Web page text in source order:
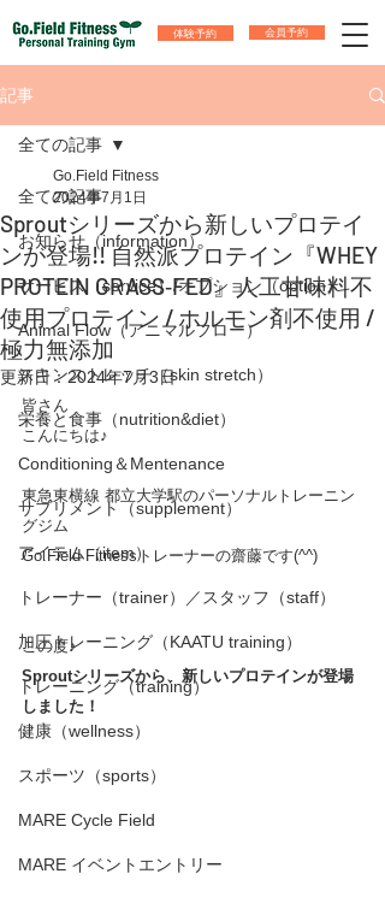
体験予約 会員予約
記事
全ての記事
お知らせ（information）
サービス（service）/オプション（option）
Animal Flow（アニマルフロー）
スキンストレッチ（skin stretch）
栄養と食事（nutrition&diet）
Conditioning＆Mentenance
サプリメント（supplement）
アイテム（item）
トレーナー（trainer）／スタッフ（staff）
加圧トレーニング（KAATU training）
トレーニング（training）
健康（wellness）
スポーツ（sports）
MARE Cycle Field
MARE イベントエントリー
全ての記事
Sproutシリーズから新しいプロテイ
ンが登場!! 自然派プロテイン『WHEY
PROTEIN GRASS‐FED』人工甘味料不
使用プロテイン / ホルモン剤不使用 /
極力無添加
Go.Field Fitness
2024年7月1日
更新日：2024年7月3日
皆さん
こんにちは♪
東急東横線 都立大学駅のパーソナルトレーニン
グジム
Go.Field Fitnessトレーナーの齋藤です(^^)
この度♪
Sproutシリーズから、新しいプロテインが登場
しました！